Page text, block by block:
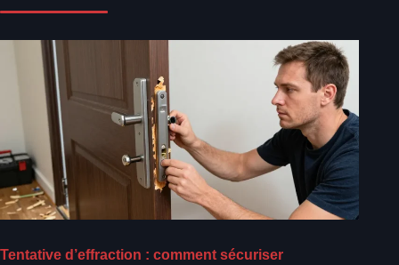
Tentative d’effraction : comment sécuriser